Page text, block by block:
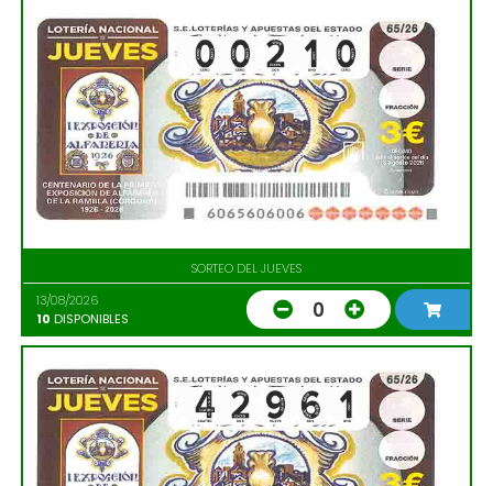
SORTEO DEL JUEVES
13/08/2026
10 DISPONIBLES 0